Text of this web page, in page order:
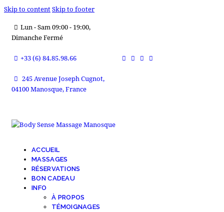
Skip to contentSkip to footer
Lun - Sam 09:00 - 19:00,
Dimanche Fermé
+33 (6) 84.85.98.66
245 Avenue Joseph Cugnot,
04100 Manosque, France
ACCUEIL
MASSAGES
RÉSERVATIONS
BON CADEAU
INFO
À PROPOS
TÉMOIGNAGES